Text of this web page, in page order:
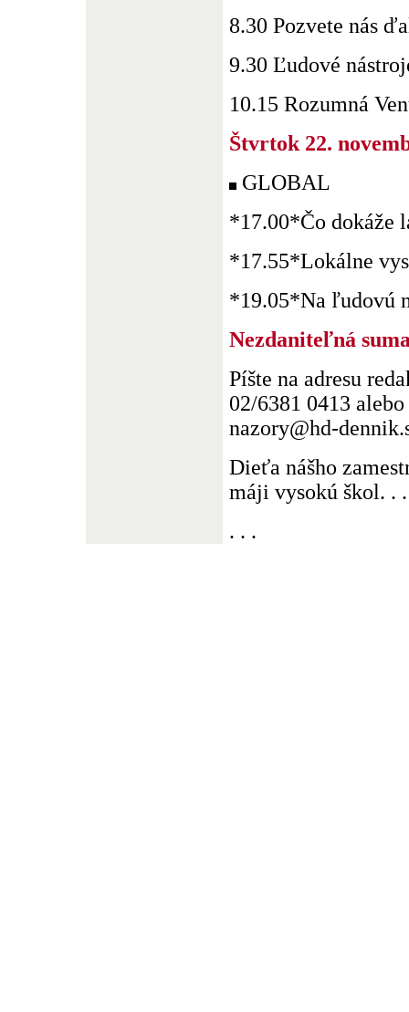
8.30 Pozvete nás
9.30 Ľudové
10.15 Rozumná
Štvrtok 22.
GLOBAL
*17.00*Čo dokáže
*17.55*Lokálne
*19.05*Na ľudovú
Nezdaniteľná
Píšte na adresu
02/6381 0413
nazory@hd-
Dieťa nášho
máji vysokú škol. . .
. . .